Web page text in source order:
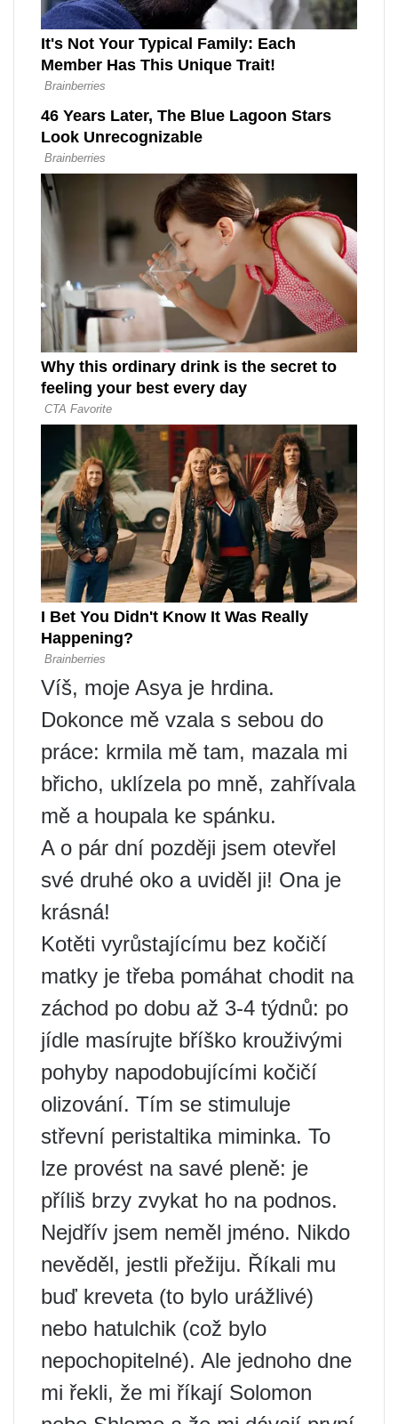
Víš, moje Asya je hrdina.
Dokonce mě vzala s sebou do
práce: krmila mě tam, mazala mi
břicho, uklízela po mně, zahřívala
mě a houpala ke spánku.
A o pár dní později jsem otevřel
své druhé oko a uviděl ji! Ona je
krásná!
Kotěti vyrůstajícímu bez kočičí
matky je třeba pomáhat chodit na
záchod po dobu až 3-4 týdnů: po
jídle masírujte bříško krouživými
pohyby napodobujícími kočičí
olizování. Tím se stimuluje
střevní peristaltika miminka. To
lze provést na savé pleně: je
příliš brzy zvykat ho na podnos.
Nejdřív jsem neměl jméno. Nikdo
nevěděl, jestli přežiju. Říkali mu
buď kreveta (to bylo urážlivé)
nebo hatulchik (což bylo
nepochopitelné). Ale jednoho dne
mi řekli, že mi říkají Solomon